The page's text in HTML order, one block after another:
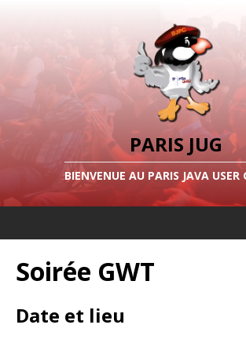
PARIS JUG
BIENVENUE AU PARIS JAVA USER
Soirée GWT
Date et lieu